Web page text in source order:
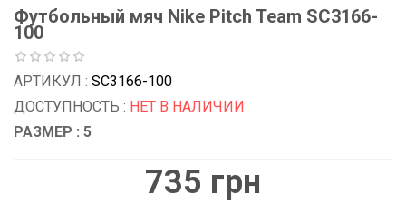
Футбольный мяч Nike Pitch Team SC3166-
100
АРТИКУЛ : SC3166-100
ДОСТУПНОСТЬ : НЕТ В НАЛИЧИИ
РАЗМЕР : 5
735 грн